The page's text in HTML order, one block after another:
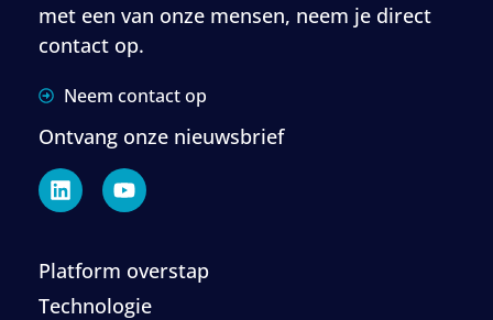
met een van onze mensen, neem je direct
contact op.
Neem contact op
Ontvang onze nieuwsbrief
Platform overstap
Technologie